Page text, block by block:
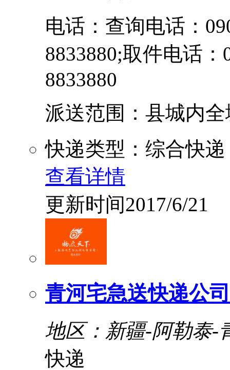
电话：查询电话：
8833880;取件电话：
8833880
派送范围：县城内全
快递类型：综合快递
查看详情
更新时间2017/6/21
青河宅急送快递公司
地区：新疆-阿勒泰-
快递